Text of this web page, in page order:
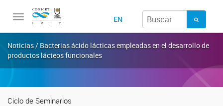
Toggle
EN
Noticias / Bacterias ácido lácticas empleadas en el desarrollo de
productos lácteos funcionales
Ciclo de Seminarios